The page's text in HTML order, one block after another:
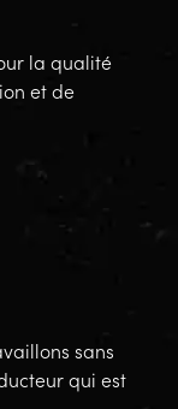
la qualité
et de
sans
qui est